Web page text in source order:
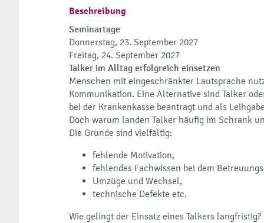
Beschreibung
Seminartage
Donnerstag, 23. September 2027
Freitag, 24. September 2027
Talker im Alltag erfolgreich einsetzen
Menschen mit eingeschränkter Lautsprache
Kommunikation. Eine Alternative sind Talker
bei der Krankenkasse beantragt und als
Doch warum landen Talker häufig im Schrank
Die Gründe sind vielfältig:
fehlende Motivation,
fehlendes Fachwissen bei dem
Umzüge und Wechsel,
technische Defekte etc.
Wie gelingt der Einsatz eines Talkers langfristig?